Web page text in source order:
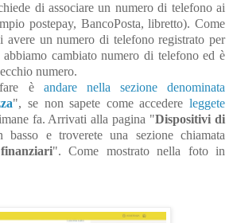
di associare un numero di telefono ai
postepay, BancoPosta, libretto). Come
avere un numero di telefono registrato per
cambiato numero di telefono ed è
numero.
è andare nella sezione denominata
", se non sapete come accedere leggete
fa. Arrivati alla pagina "Dispositivi di
basso e troverete una sezione chiamata
". Come mostrato nella foto in